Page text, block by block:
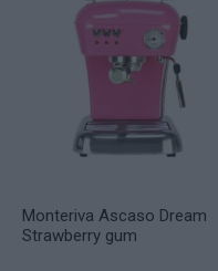
Monteriva Ascaso Dream
Strawberry gum